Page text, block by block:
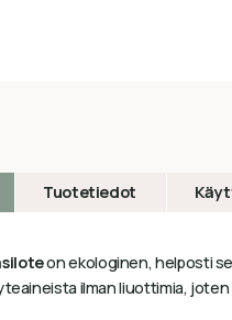
Tuotetiedot
on ekologinen, helposti
ilman liuottimia,